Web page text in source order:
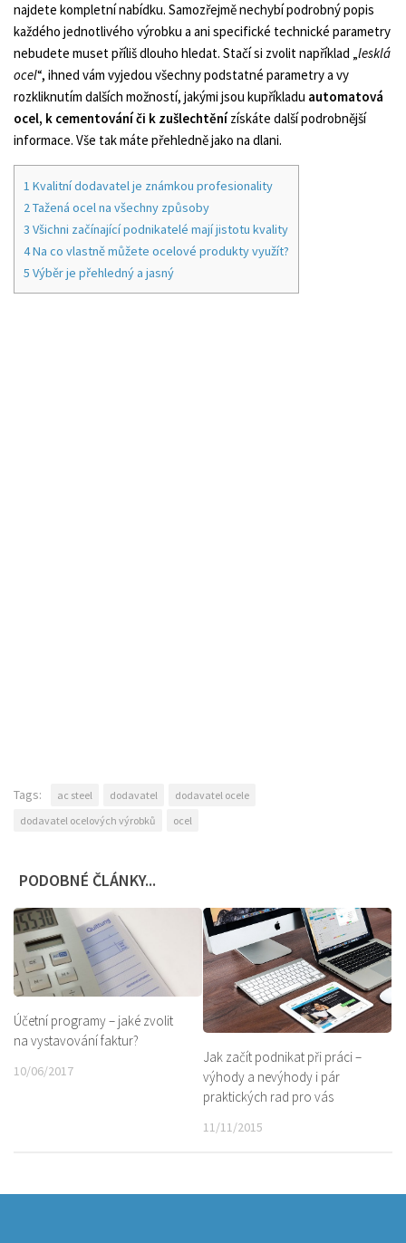
najdete kompletní nabídku. Samozřejmě nechybí podrobný popis
každého jednotlivého výrobku a ani specifické technické parametry
nebudete muset příliš dlouho hledat. Stačí si zvolit například „lesklá
ocel“, ihned vám vyjedou všechny podstatné parametry a vy
rozkliknutím dalších možností, jakými jsou kupříkladu automatová
ocel, k cementování či k zušlechtěnízískáte další podrobnější
informace. Vše tak máte přehledně jako na dlani.
1 Kvalitní dodavatel je známkou profesionality
2Tažená ocel na všechny způsoby
3 Všichni začínající podnikatelé mají jistotu kvality
4Na co vlastně můžete ocelové produkty využít?
5 Výběr je přehledný a jasný
Tags: ac steel dodavatel
dodavatel ocele
dodavatel ocelových výrobků
ocel
PODOBNÉ ČLÁNKY...
Účetní programy – jaké zvolit
na vystavování faktur?
10/06/2017
Jak začít podnikat při práci –
výhody a nevýhody i pár
praktických rad pro vás
11/11/2015